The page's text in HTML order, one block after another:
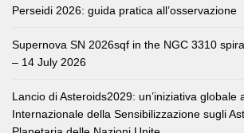
Perseidi 2026: guida pratica all’osservazione
Supernova SN 2026sqf in the NGC 3310
– 14 July 2026
Lancio di Asteroids2029: un’iniziativa globale
Internazionale della Sensibilizzazione sugli